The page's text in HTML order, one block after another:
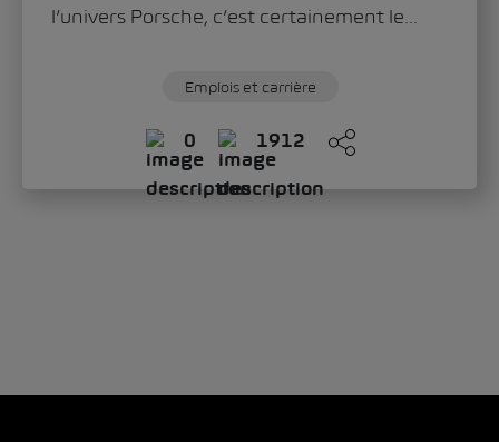
l’univers Porsche, c’est certainement le...
Emplois et carrière
0 1912